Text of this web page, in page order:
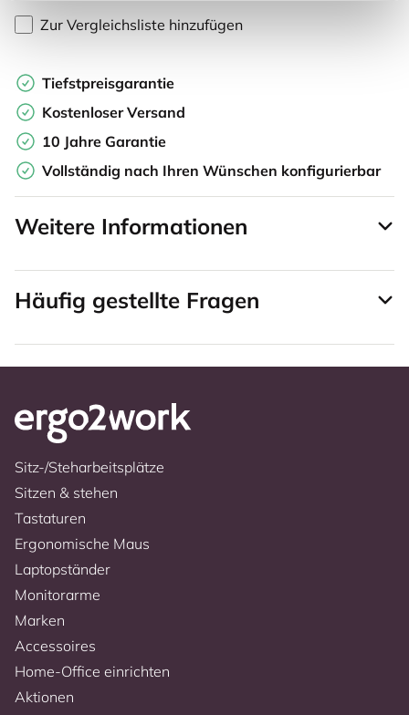
Zur Vergleichsliste hinzufügen
Tiefstpreisgarantie
Kostenloser Versand
10 Jahre Garantie
Vollständig nach Ihren Wünschen konfigurierbar
Weitere Informationen
Häufig gestellte Fragen
Sitz-/Steharbeitsplätze
Sitzen & stehen
Tastaturen
Ergonomische Maus
Laptopständer
Monitorarme
Marken
Accessoires
Home-Office einrichten
Aktionen